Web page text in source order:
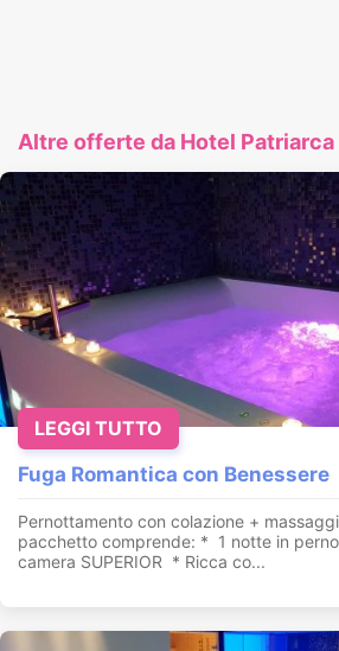
Altre offerte da Hotel
Fuga Romantica con Benessere
Pernottamento con colazione +
pacchetto comprende: * 1 notte in
camera SUPERIOR * Ricca co...
LEGGI TUTTO